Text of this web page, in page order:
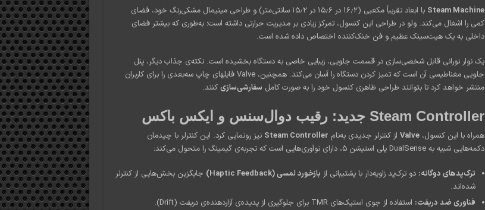
Steam Machine
با ابعاد تقریباً مکعبی (۱۶٫۲ در ۱۵٫۶ در ۱۵٫۲ سانتی‌متر) و طراحی مینیمال مشکی‌رنگ خود، فضای
کمی را اشغال می‌کند. ولو در طراحی این کنسول، تمرکز زیادی بر مدیریت حرارتی داشته است؛ به‌طوری که بیشتر فضای
داخلی به یک هیت‌سینک عظیم و فن خنک‌کننده اختصاص داده شده است.
یک نوار نورانی قابل شخصی‌سازی در قسمت جلویی، زیبایی خاصی به دستگاه بخشیده است. نکته‌ی جذاب دیگر، پنل
جلویی مغناطیسی آن است که تمیز کردن دستگاه را آسان می‌کند. همچنین، Valve فایلهای چاپ سه‌بعدی را برای کاربران
منتشر خواهد کرد تا بتوانند طراحی ظاهری کنسول خود را به صورت کامل سفارشی‌سازی کنند.
Steam Controller جدید: رقیب دوال‌سنس و ایکس باکس
همراه با این کنسول،Valve از کنترلر جدیدی به‌نام Steam Controller نیز رونمایی کرد. این کنترلر با چیدمان
دکمه‌هایی شبیه به DualSense پلی استیشن ۵، دارای نوآوری‌هایی است که تجربه‌ی گیمینگ را متحول می‌کند:
ترک‌پدهای دوگانه: دو ترک‌پد زاویه‌دار با پشتیبانی از بازخورد لمسی (Haptic Feedback)
جایگزین بخش‌هایی از کنترلر
شده‌اند.
فناوری ضد دریفت: استفاده از جوی استیک‌های TMR برای جلوگیری از پدیده‌ی آزاردهنده‌ی دریفت (Drift).